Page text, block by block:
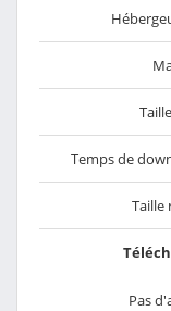
Temps de
Taille
Pas